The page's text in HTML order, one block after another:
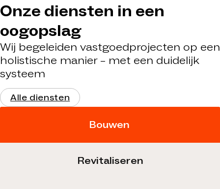
Onze diensten in een
oogopslag
Wij begeleiden vastgoedprojecten op een
holistische manier – met een duidelijk
systeem
Alle diensten
Bouwen
Revitaliseren